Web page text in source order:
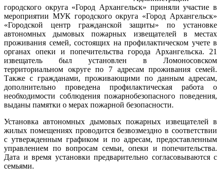
городского округа «Город Архангельск» приняли участие в
мероприятии МУК городского округа «Город Архангельск»
«Городской центр гражданской защиты» по установке
автономных дымовых пожарных извещателей в местах
проживания семей, состоящих на профилактическом учете в
органах опеки и попечительства города Архангельска. 21
извещатель был установлен в Ломоносовском
территориальном округе по 7 адресам проживания семей.
Также с гражданами, проживающими по данным адресам,
дополнительно проведена профилактическая работа о
необходимости соблюдения пожарнобезопасного поведения,
выданы памятки о мерах пожарной безопасности.
Установка автономных дымовых пожарных извещателей в
жилых помещениях проводится безвозмездно в соответствии
с утвержденным графиком и по адресам, предоставленным
управлением по вопросам семьи, опеки и попечительства.
Дата и время установки предварительно согласовываются с
семьями.